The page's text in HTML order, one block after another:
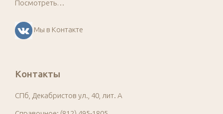
Посмотреть…
Мы в Контакте
Контакты
СПб, Декабристов ул., 40, лит. А